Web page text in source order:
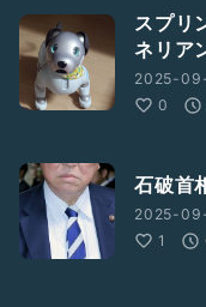
スプリ
ネリア
2025-
0
石破首
2025-
1